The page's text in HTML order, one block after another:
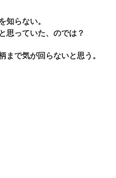
知らない。
思っていた、のでは？
まで気が回らないと思う。